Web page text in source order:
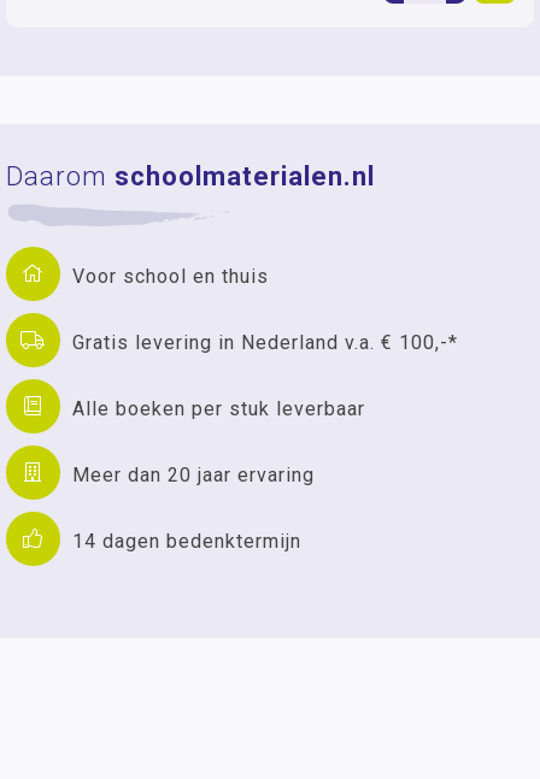
Daarom schoolmaterialen.nl
Voor school en thuis
Gratis levering in Nederland v.a. € 100,-*
Alle boeken per stuk leverbaar
Meer dan 20 jaar ervaring
14 dagen bedenktermijn